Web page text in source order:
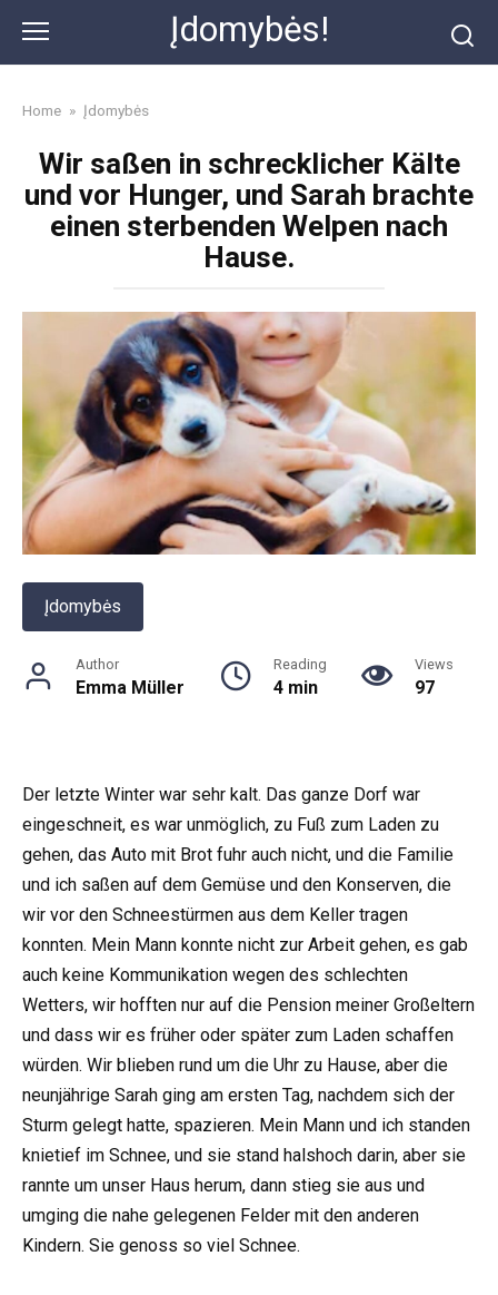
content
Įdomybės!
Home » Įdomybės
Wir saßen in schrecklicher Kälte
und vor Hunger, und Sarah brachte
einen sterbenden Welpen nach
Hause.
Įdomybės
Author
Emma Müller
Reading
4 min
Views
97
Der letzte Winter war sehr kalt. Das ganze Dorf war
eingeschneit, es war unmöglich, zu Fuß zum Laden zu
gehen, das Auto mit Brot fuhr auch nicht, und die Familie
und ich saßen auf dem Gemüse und den Konserven, die
wir vor den Schneestürmen aus dem Keller tragen
konnten. Mein Mann konnte nicht zur Arbeit gehen, es gab
auch keine Kommunikation wegen des schlechten
Wetters, wir hofften nur auf die Pension meiner Großeltern
und dass wir es früher oder später zum Laden schaffen
würden. Wir blieben rund um die Uhr zu Hause, aber die
neunjährige Sarah ging am ersten Tag, nachdem sich der
Sturm gelegt hatte, spazieren. Mein Mann und ich standen
knietief im Schnee, und sie stand halshoch darin, aber sie
rannte um unser Haus herum, dann stieg sie aus und
umging die nahe gelegenen Felder mit den anderen
Kindern. Sie genoss so viel Schnee.